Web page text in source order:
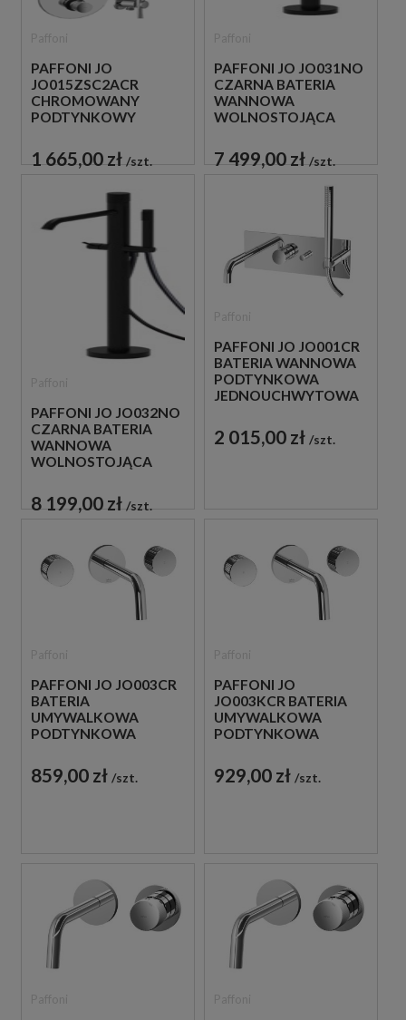
PAFFONI JO
JO015ZSC2ACR
CHROMOWANY
PODTYNKOWY
PRYSZNICOWY
1 665,00 zł szt.
PAFFONI JO JO031NO
CZARNA BATERIA
WANNOWA
WOLNOSTOJĄCA
7 499,00 zł szt.
PAFFONI JO JO032NO
CZARNA BATERIA
WANNOWA
WOLNOSTOJĄCA
8 199,00 zł szt.
PAFFONI JO JO001CR
BATERIA WANNOWA
PODTYNKOWA
JEDNOUCHWYTOWA
2 015,00 zł szt.
PAFFONI JO JO003CR
BATERIA
UMYWALKOWA
PODTYNKOWA
CHROM
859,00 zł szt.
PAFFONI JO
JO003KCR BATERIA
UMYWALKOWA
PODTYNKOWA
CHROM
929,00 zł szt.